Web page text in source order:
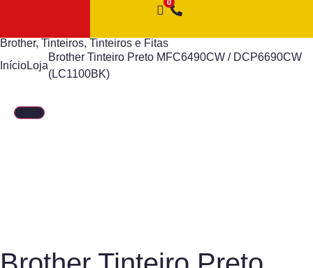
Brother, Tinteiros, Tinteiros e Fitas
InícioLoja
Brother Tinteiro Preto MFC6490CW / DCP6690CW
(LC1100BK)